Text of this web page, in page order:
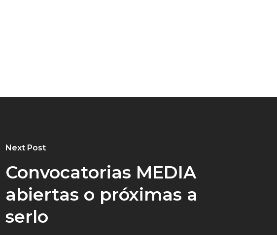
Next Post
Convocatorias MEDIA
abiertas o próximas a
serlo